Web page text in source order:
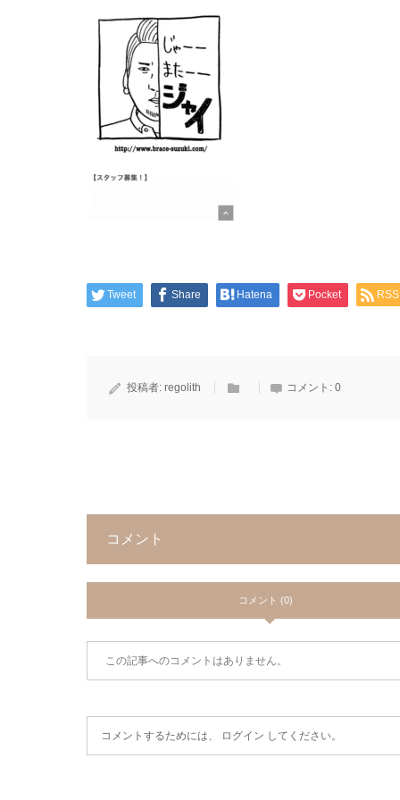
Tweet Share Hatena Pocket RSS
投稿者: regolith コメント: 0
コメント
コメント (0)
この記事へのコメントはありません。
コメントするためには、 ログイン してください。